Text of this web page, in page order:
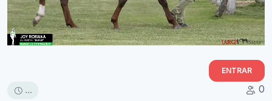
ENTRAR
... 0